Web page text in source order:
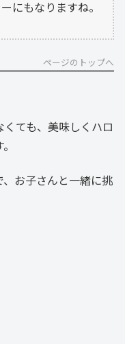
にもなりますね。
ページのトップへ
ても、美味しくハロ
お子さんと一緒に挑